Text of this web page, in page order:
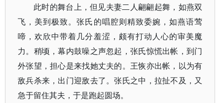
此时的舞台上，但见夫妻二人翩翩起舞，如燕双
飞，美到极致。张氏的唱腔则精致委婉，如燕语莺
啼，欢欣中带着几分羞涩，颇有打动人心的审美魔
力。稍顷，幕内鼓噪之声忽起，张氏惊慌出帐，到门
外张望，担心是来找她丈夫的。王恢亦出帐，以为有
敌兵杀来，出门迎敌去了。张氏之中，拉扯不及，又
急于留住其夫，于是跑起圆场。